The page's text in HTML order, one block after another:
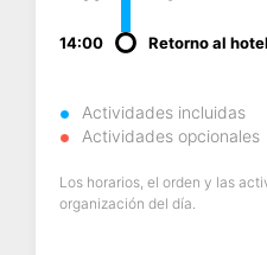
14:00 Retorno al hotel
Actividades incluidas
Actividades opcionales
Los horarios, el orden y las
organización del día.